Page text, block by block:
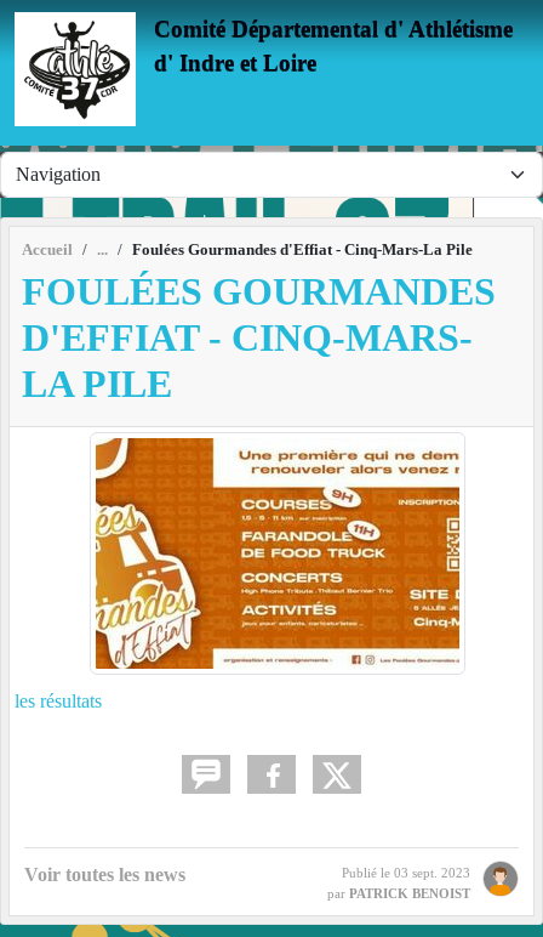
Comité Départemental d' Athlétisme
d' Indre et Loire
Accueil Foulées Gourmandes d'Effiat - Cinq-Mars-La Pile
FOULÉES GOURMANDES
D'EFFIAT - CINQ-MARS-
LA PILE
les résultats
Voir toutes les news Publié le 03 sept. 2023
par PATRICK BENOIST
Panneau de gestion des cookies